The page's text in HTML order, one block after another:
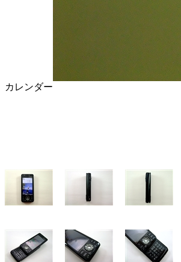
カレンダー